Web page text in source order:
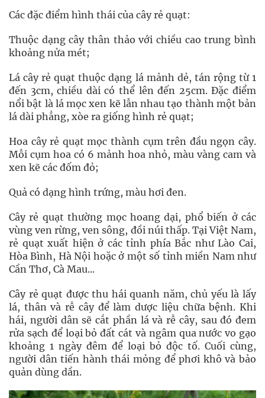
Các đặc điểm hình thái của cây rẻ quạt:
Thuộc dạng cây thân thảo với chiều cao trung bình
khoảng nửa mét;
Lá cây rẻ quạt thuộc dạng lá mảnh dẻ, tán rộng từ 1
đến 3cm, chiều dài có thể lên đến 25cm. Đặc điểm
nổi bật là lá mọc xen kẽ lẫn nhau tạo thành một bản
lá dài phẳng, xòe ra giống hình rẻ quạt;
Hoa cây rẻ quạt mọc thành cụm trên đầu ngọn cây.
Mỗi cụm hoa có 6 mảnh hoa nhỏ, màu vàng cam và
xen kẽ các đốm đỏ;
Quả có dạng hình trứng, màu hơi đen.
Cây rẻ quạt thường mọc hoang dại, phổ biến ở các
vùng ven rừng, ven sông, đồi núi thấp. Tại Việt Nam,
rẻ quạt xuất hiện ở các tỉnh phía Bắc như Lào Cai,
Hòa Bình, Hà Nội hoặc ở một số tỉnh miền Nam như
Cần Thơ, Cà Mau...
Cây rẻ quạt được thu hái quanh năm, chủ yếu là lấy
lá, thân và rễ cây để làm dược liệu chữa bệnh. Khi
hái, người dân sẽ cắt phần lá và rễ cây, sau đó đem
rửa sạch để loại bỏ đất cát và ngâm qua nước vo gạo
khoảng 1 ngày đêm để loại bỏ độc tố. Cuối cùng,
người dân tiến hành thái mỏng để phơi khô và bảo
quản dùng dần.